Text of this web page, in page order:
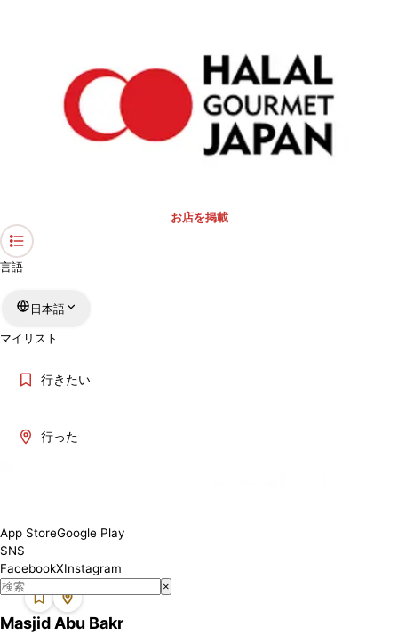
お店を掲載
言語
日本語
マイリスト
行きたい
行った
App StoreGoogle Play
SNS
FacebookXInstagram
×
「千葉県」のモスク
キーワード
「千葉県」のモスクについて
やサービスが異なる場合がありますので、訪問前に詳細をご確認くだ
Masjid Abu Bakr